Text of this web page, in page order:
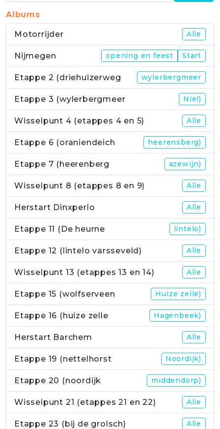
Albums
Motorrijder Alle
Nijmegen opening en feest Start
Etappe 2 (driehuizerweg wylerbergmeer
Etappe 3 (wylerbergmeer Niel)
Wisselpunt 4 (etappes 4 en 5) Alle
Etappe 6 (oraniendeich heerensberg)
Etappe 7 (heerenberg azewijn)
Wisselpunt 8 (etappes 8 en 9) Alle
Herstart Dinxperlo Alle
Etappe 11 (De heurne lintelo)
Etappe 12 (lintelo varsseveld) Alle
Wisselpunt 13 (etappes 13 en 14) Alle
Etappe 15 (wolfserveen Huize zelle)
Etappe 16 (huize zelle Hagenbeek)
Herstart Barchem Alle
Etappe 19 (nettelhorst Noordijk)
Etappe 20 (noordijk middendorp)
Wisselpunt 21 (etappes 21 en 22) Alle
Etappe 23 (bij de grolsch) Alle